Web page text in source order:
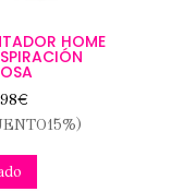
HOME
€